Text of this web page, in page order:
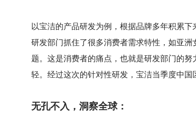
以宝洁的产品研发为例，根据品牌多年积累
研发部门抓住了很多消费者需求特性，如亚
题。这是消费者的痛点，也就是研发部门的
轻。经过这次的针对性研发，宝洁当季度中国
无孔不入，洞察全球：